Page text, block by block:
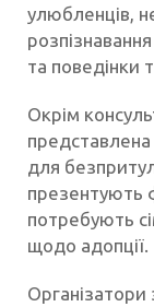
улюбленців,
та поведінки
Окрім
представлена
для
презентують
потребують
щодо адопції.